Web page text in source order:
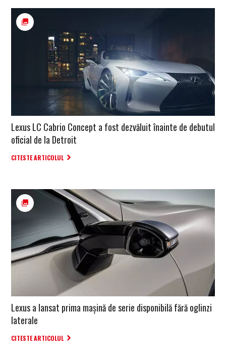
Lexus LC Cabrio Concept a fost dezvăluit înainte de debutul
oficial de la Detroit
CITESTE ARTICOLUL
Lexus a lansat prima mașină de serie disponibilă fără oglinzi
laterale
CITESTE ARTICOLUL